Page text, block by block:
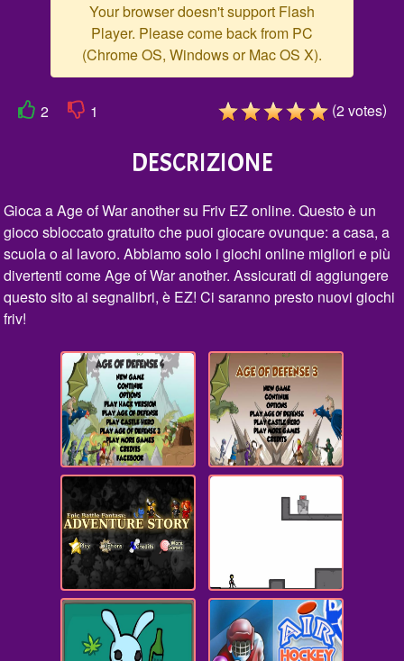
Your browser doesn't support Flash
Player. Please come back from PC
(Chrome OS, Windows or Mac OS X).
2 1 (2votes)
DESCRIZIONE
Gioca a Age of War another su Friv EZ online. Questo è un
gioco sbloccato gratuito che puoi giocare ovunque: a casa, a
scuola o al lavoro. Abbiamo solo i giochi online migliori e più
divertenti come Age of War another. Assicurati di aggiungere
questo sito ai segnalibri, è EZ! Ci saranno presto nuovi giochi
friv!